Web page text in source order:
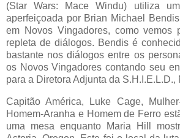
(Star Wars: Mace Windu) utiliza
aperfeiçoada por Brian Michael
em Novos Vingadores, como vemos
repleta de diálogos. Bendis é
bastante nos diálogos entre os
os Novos Vingadores contando seu
para a Diretora Adjunta da S.H.I.E.L.D.,
Capitão América, Luke Cage,
Homem-Aranha e Homem de Ferro
uma mesa enquanto Maria Hill